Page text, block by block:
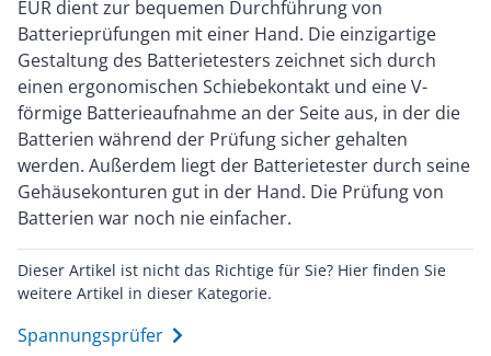
EUR dient zur bequemen Durchführung von
Batterieprüfungen mit einer Hand. Die einzigartige
Gestaltung des Batterietesters zeichnet sich durch
einen ergonomischen Schiebekontakt und eine V-
förmige Batterieaufnahme an der Seite aus, in der die
Batterien während der Prüfung sicher gehalten
werden. Außerdem liegt der Batterietester durch seine
Gehäusekonturen gut in der Hand. Die Prüfung von
Batterien war noch nie einfacher.
Dieser Artikel ist nicht das Richtige für Sie? Hier finden Sie
weitere Artikel in dieser Kategorie.
Spannungsprüfer